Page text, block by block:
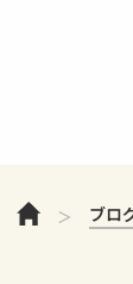
ホーム ブロ